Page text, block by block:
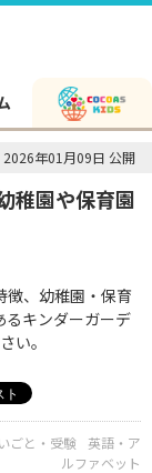
2026年01月09日 公開
稚園や保育園
徴、幼稚園・保育
るキンダーガーデ
い。
ごと・受験
英語・ア
ルファベット